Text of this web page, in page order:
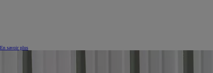
En savoir plus